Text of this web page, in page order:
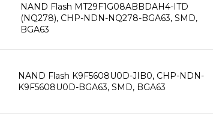
NAND Flash MT29F1G08ABBDAH4-ITD
(NQ278), CHP-NDN-NQ278-BGA63, SMD,
BGA63
NAND Flash K9F5608U0D-JIB0, CHP-NDN-
K9F5608U0D-BGA63, SMD, BGA63